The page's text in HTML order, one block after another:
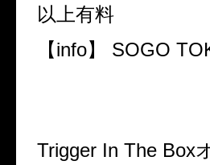
以上有料
【info】 SOGO
Trigger In The Box